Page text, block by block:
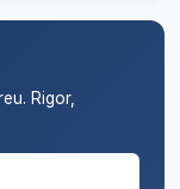
Rigor,